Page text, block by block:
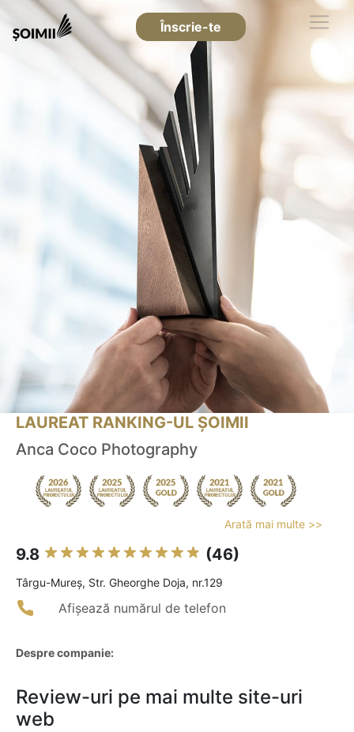
Înscrie-te
LAUREAT RANKING-UL ȘOIMII
Anca Coco Photography
Arată mai multe >>
9.8 (46)
Târgu-Mureş, Str. Gheorghe Doja, nr.129
Afișează numărul de telefon
Despre companie:
Review-uri pe mai multe site-uri
web